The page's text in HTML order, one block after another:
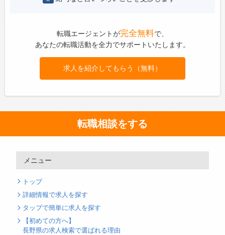
転職エージェントが完全無料で、
あなたの転職活動を全力でサポートいたします。
求人を紹介してもらう（無料）
転職相談をする
メニュー
トップ
詳細情報で求人を探す
タップで簡単に求人を探す
【初めての方へ】
長野県の求人検索で選ばれる理由